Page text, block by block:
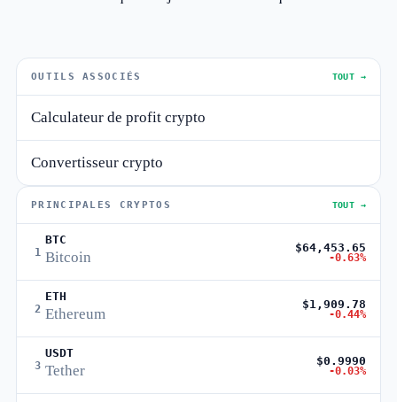
OUTILS ASSOCIÉS TOUT →
Calculateur de profit crypto
Convertisseur crypto
PRINCIPALES CRYPTOS TOUT →
1
BTC
Bitcoin
$64,453.65
-0.63%
2
ETH
Ethereum
$1,909.78
-0.44%
3
USDT
Tether
$0.9990
-0.03%